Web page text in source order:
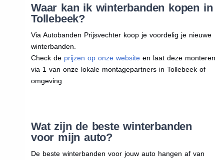
Waar kan ik winterbanden kopen in
Tollebeek?
Via Autobanden Prijsvechter koop je voordelig je nieuwe
winterbanden.
Check de prijzen op onze websiteen laat deze monteren
via 1 van onze lokale montagepartners in Tollebeek of
omgeving.
Wat zijn de beste winterbanden
voor mijn auto?
De beste winterbanden voor jouw auto hangen af van